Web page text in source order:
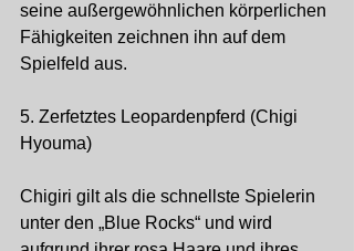
seine außergewöhnlichen körperlichen
Fähigkeiten zeichnen ihn auf dem
Spielfeld aus.
5. Zerfetztes Leopardenpferd (Chigi
Hyouma)
Chigiri gilt als die schnellste Spielerin
unter den „Blue Rocks“ und wird